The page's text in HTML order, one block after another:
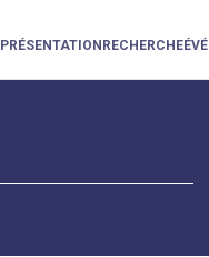
PRÉSENTATIONRECHERCHE